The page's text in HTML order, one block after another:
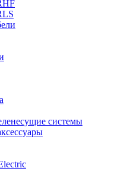
системы